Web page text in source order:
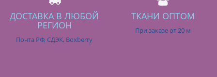
ДОСТАВКА В ЛЮБОЙ
РЕГИОН
Почта РФ, СДЭК, Boxberry
ТКАНИ ОПТОМ
При заказе от 20 м